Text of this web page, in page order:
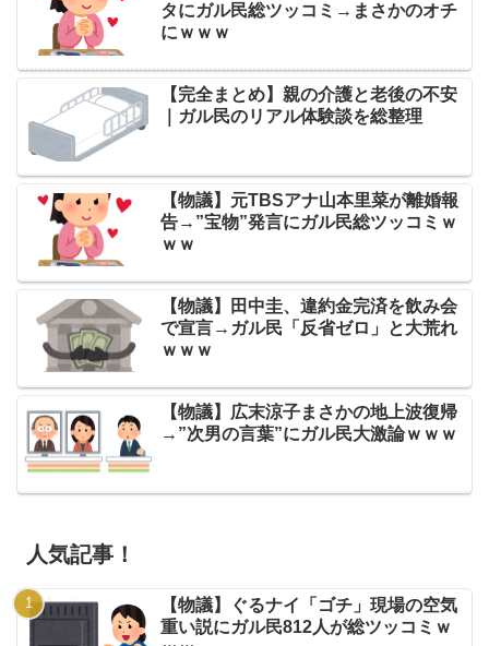
タにガル民総ツッコミ→まさかのオチ
にｗｗｗ
【完全まとめ】親の介護と老後の不安
｜ガル民のリアル体験談を総整理
【物議】元TBSアナ山本里菜が離婚報
告→”宝物”発言にガル民総ツッコミｗ
ｗｗ
【物議】田中圭、違約金完済を飲み会
で宣言→ガル民「反省ゼロ」と大荒れ
ｗｗｗ
【物議】広末涼子まさかの地上波復帰
→”次男の言葉”にガル民大激論ｗｗｗ
人気記事！
【物議】ぐるナイ「ゴチ」現場の空気
重い説にガル民812人が総ツッコミｗ